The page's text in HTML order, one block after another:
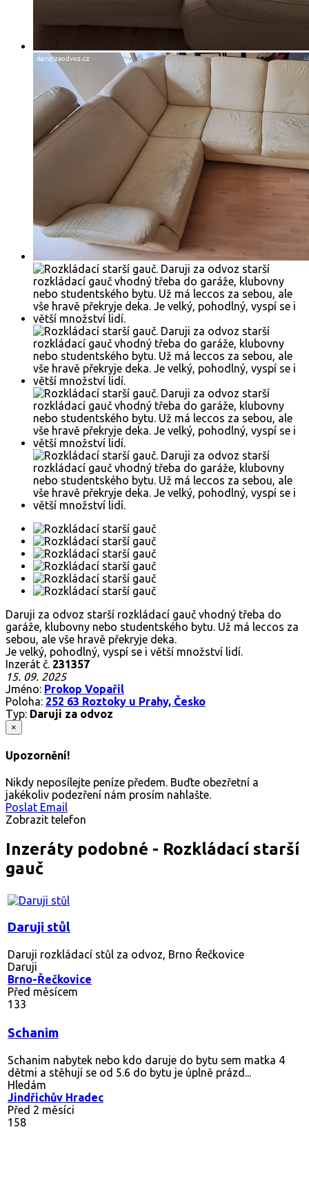
Daruji za odvoz starší rozkládací gauč vhodný třeba do
garáže, klubovny nebo studentského bytu. Už má leccos za
sebou, ale vše hravě překryje deka.
Je velký, pohodlný, vyspí se i větší množství lidí.
Inzerát č. 231357
15. 09. 2025
Jméno: Prokop Vopařil
Poloha: 252 63 Roztoky u Prahy, Česko
Typ: Daruji za odvoz
×
Upozornění!
Nikdy neposílejte peníze předem. Buďte obezřetní a
jakékoliv podezření nám prosím nahlašte.
Poslat Email
Zobrazit telefon
Inzeráty podobné - Rozkládací starší
gauč
Daruji stůl
Daruji rozkládací stůl za odvoz, Brno Řečkovice
Daruji
Brno-Řečkovice
Před měsícem
133
Schanim
Schanim nabytek nebo kdo daruje do bytu sem matka 4
dětmi a stěhují se od 5.6 do bytu je úplně prázd...
Hledám
Jindřichův Hradec
Před 2 měsíci
158